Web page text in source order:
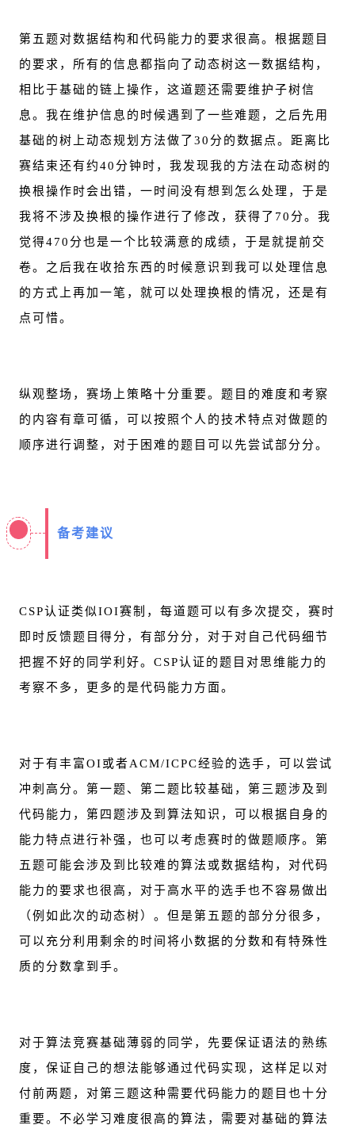
第五题对数据结构和代码能力的要求很高。根据题目
的要求，所有的信息都指向了动态树这一数据结构，
相比于基础的链上操作，这道题还需要维护子树信
息。我在维护信息的时候遇到了一些难题，之后先用
基础的树上动态规划方法做了30分的数据点。距离比
赛结束还有约40分钟时，我发现我的方法在动态树的
换根操作时会出错，一时间没有想到怎么处理，于是
我将不涉及换根的操作进行了修改，获得了70分。我
觉得470分也是一个比较满意的成绩，于是就提前交
卷。之后我在收拾东西的时候意识到我可以处理信息
的方式上再加一笔，就可以处理换根的情况，还是有
点可惜。
纵观整场，赛场上策略十分重要。题目的难度和考察
的内容有章可循，可以按照个人的技术特点对做题的
顺序进行调整，对于困难的题目可以先尝试部分分。
备考建议
CSP认证类似IOI赛制，每道题可以有多次提交，赛时
即时反馈题目得分，有部分分，对于对自己代码细节
把握不好的同学利好。CSP认证的题目对思维能力的
考察不多，更多的是代码能力方面。
对于有丰富OI或者ACM/ICPC经验的选手，可以尝试
冲刺高分。第一题、第二题比较基础，第三题涉及到
代码能力，第四题涉及到算法知识，可以根据自身的
能力特点进行补强，也可以考虑赛时的做题顺序。第
五题可能会涉及到比较难的算法或数据结构，对代码
能力的要求也很高，对于高水平的选手也不容易做出
（例如此次的动态树）。但是第五题的部分分很多，
可以充分利用剩余的时间将小数据的分数和有特殊性
质的分数拿到手。
对于算法竞赛基础薄弱的同学，先要保证语法的熟练
度，保证自己的想法能够通过代码实现，这样足以对
付前两题，对第三题这种需要代码能力的题目也十分
重要。不必学习难度很高的算法，需要对基础的算法